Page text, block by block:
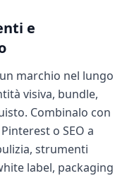
e
marchio nel lungo
visiva, bundle,
Combinalo con
o SEO a
strumenti
label, packaging